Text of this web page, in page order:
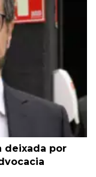
deixada por